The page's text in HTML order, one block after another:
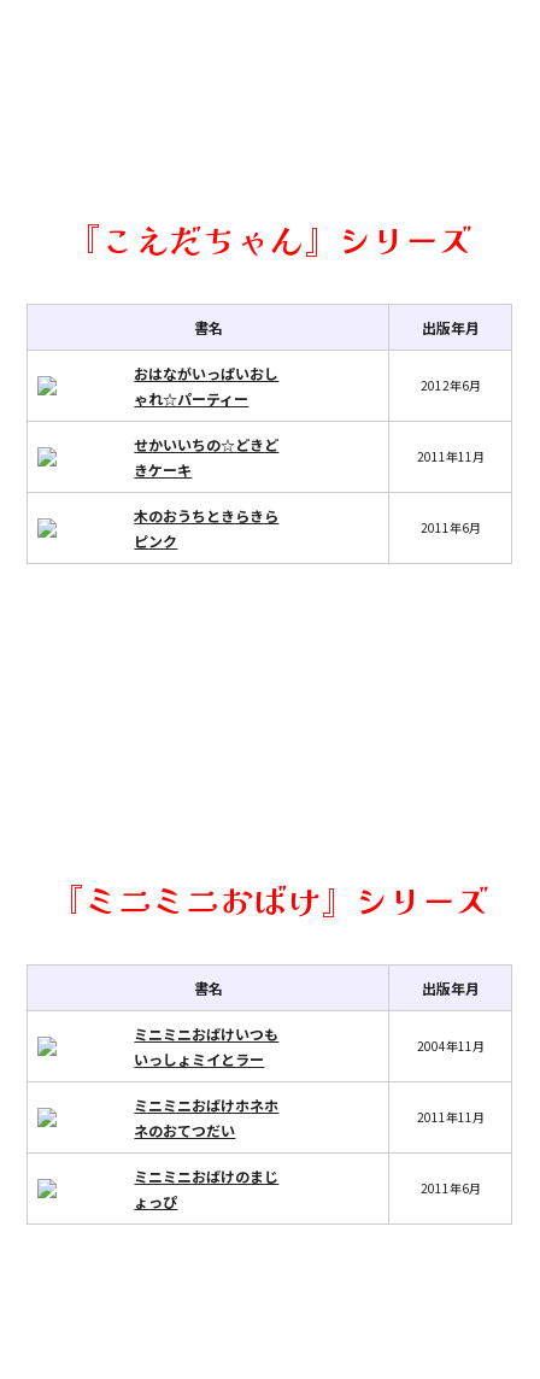
『こえだちゃん』シリーズ
書名 出版年月
おはながいっぱいおし
ゃれ☆パーティー
2012年6月
せかいいちの☆どきど
きケーキ
2011年11月
木のおうちときらきら
ピンク
2011年6月
『ミニミニおばけ』シリーズ
書名 出版年月
ミニミニおばけいつも
いっしょミイとラー
2004年11月
ミニミニおばけホネホ
ネのおてつだい
2011年11月
ミニミニおばけのまじ
ょっぴ
2011年6月